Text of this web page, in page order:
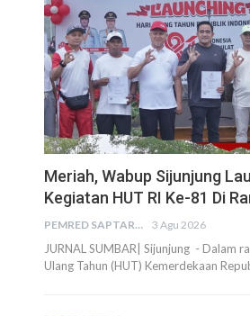
Meriah, Wabup Sijunjung
Kegiatan HUT RI Ke-81 Di
PEMRED SAPTARIUS 3 Agu 2026
JURNAL SUMBAR| Sijunjung - Dalam
Ulang Tahun (HUT) Kemerdekaan